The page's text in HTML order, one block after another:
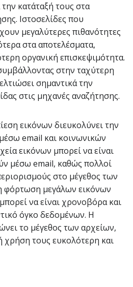
κατάταξή τους στα
Ιστοσελίδες που
μεγαλύτερες πιθανότητες
στα αποτελέσματα,
οργανική επισκεψιμότητα.
στην ταχύτερη
σημαντικά την
στις μηχανές αναζήτησης.
εικόνων διευκολύνει την
email και κοινωνικών
εικόνων μπορεί να είναι
μέσω email, καθώς πολλοί
στο μέγεθος των
φόρτωση μεγάλων εικόνων
να είναι χρονοβόρα και
όγκο δεδομένων. Η
το μέγεθος των αρχείων,
χρήση τους ευκολότερη και